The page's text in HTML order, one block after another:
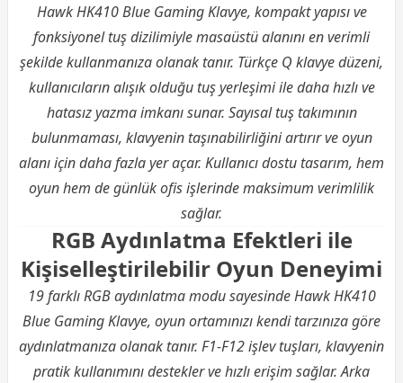
Hawk HK410 Blue Gaming Klavye, kompakt yapısı ve
fonksiyonel tuş dizilimiyle masaüstü alanını en verimli
şekilde kullanmanıza olanak tanır. Türkçe Q klavye düzeni,
kullanıcıların alışık olduğu tuş yerleşimi ile daha hızlı ve
hatasız yazma imkanı sunar. Sayısal tuş takımının
bulunmaması, klavyenin taşınabilirliğini artırır ve oyun
alanı için daha fazla yer açar. Kullanıcı dostu tasarım, hem
oyun hem de günlük ofis işlerinde maksimum verimlilik
sağlar.
RGB Aydınlatma Efektleri ile
Kişiselleştirilebilir Oyun Deneyimi
19 farklı RGB aydınlatma modu sayesinde Hawk HK410
Blue Gaming Klavye, oyun ortamınızı kendi tarzınıza göre
aydınlatmanıza olanak tanır. F1-F12 işlev tuşları, klavyenin
pratik kullanımını destekler ve hızlı erişim sağlar. Arka